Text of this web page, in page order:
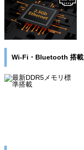
Wi-Fi・Bluetooth 搭載